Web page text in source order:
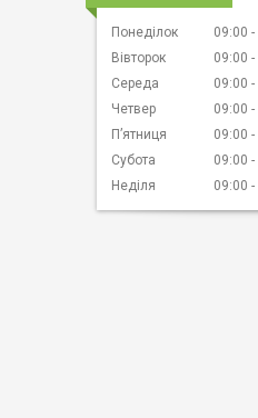
Понеділок 09:00
Вівторок
09:00
Середа
09:00
Четвер
09:00
Пʼятниця
09:00
Субота
09:00
Неділя
09:00